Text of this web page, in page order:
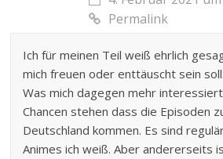
Permalink
Ich für meinen Teil weiß ehrlich
mich freuen oder enttäuscht sein soll.
Was mich dagegen mehr
Chancen stehen dass die Episoden
Deutschland kommen. Es sind
Animes ich weiß. Aber andererseits